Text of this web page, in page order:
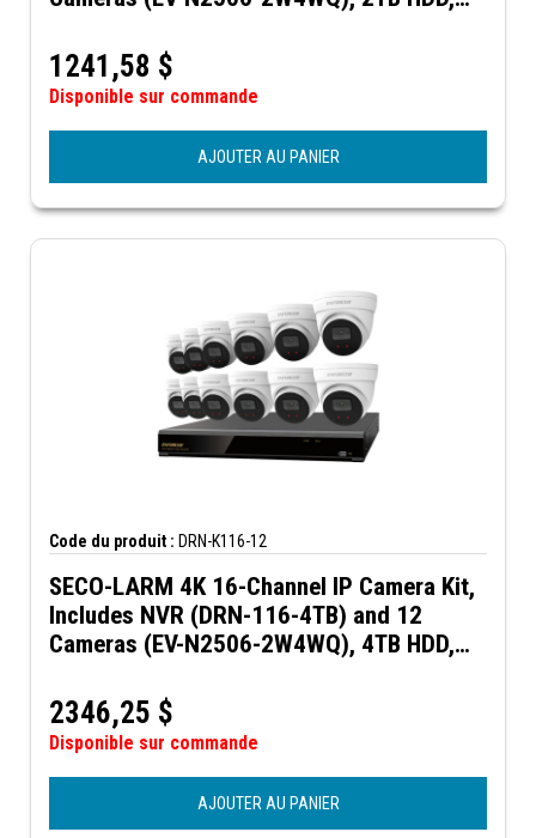
1241,58 $
Disponible sur commande
AJOUTER AU PANIER
Code du produit : DRN-K116-12
SECO-LARM 4K 16-Channel IP Camera Kit,
Includes NVR (DRN-116-4TB) and 12
Cameras (EV-N2506-2W4WQ), 4TB HDD,
2346,25 $
Disponible sur commande
AJOUTER AU PANIER